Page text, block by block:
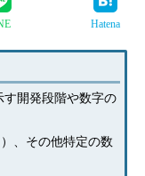
Hatena
す開発段階や数字の
、その他特定の数